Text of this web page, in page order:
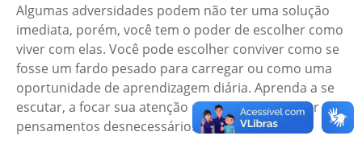
Algumas adversidades podem não ter uma solução
imediata, porém, você tem o poder de escolher como
viver com elas. Você pode escolher conviver como se
fosse um fardo pesado para carregar ou como uma
oportunidade de aprendizagem diária. Aprenda a se
escutar, a focar sua atenção no agora e a se livrar de
pensamentos desnecessários.